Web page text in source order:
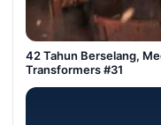
42 Tahun Berselang,
Transformers #31